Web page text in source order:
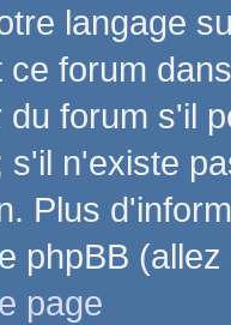
langage
ce forum
forum s'il
s'il n'existe
Plus
phpBB
page